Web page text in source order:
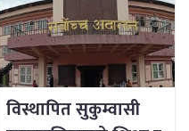
विस्थापित सुकुम्वासी